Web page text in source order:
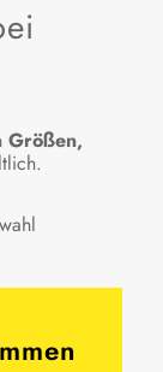
Größen,